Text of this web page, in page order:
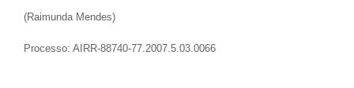
(Raimunda Mendes)
Processo: AIRR-88740-77.2007.5.03.0066